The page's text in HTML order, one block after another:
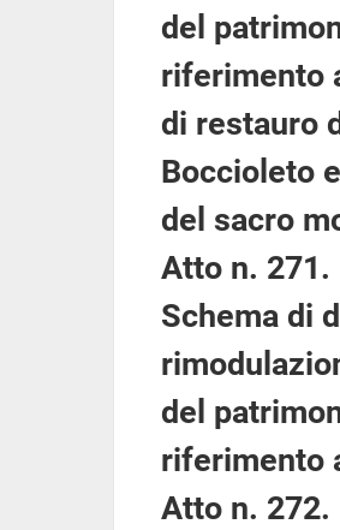
del
riferimento
di restauro
Boccioleto
del sacro
Atto n. 271.
Schema di
del
riferimento
Atto n. 272.